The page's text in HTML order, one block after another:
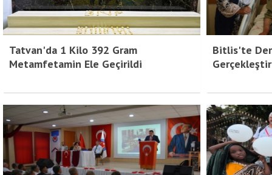
Tatvan'da 1 Kilo 392 Gram
Metamfetamin Ele Geçirildi
Bitlis'te